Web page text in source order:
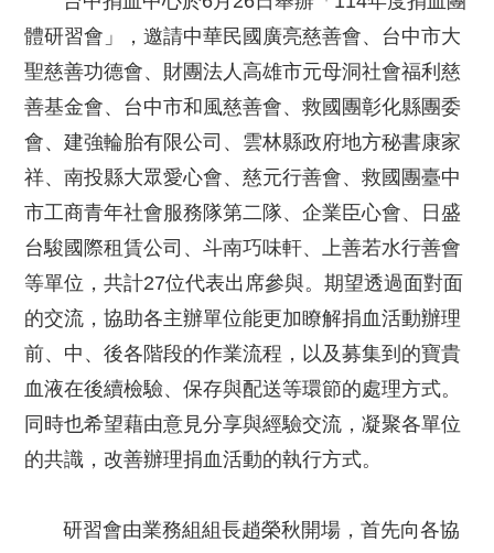
體研習會」，邀請中華民國廣亮慈善會、台中市大
聖慈善功德會、財團法人高雄市元母洞社會福利慈
善基金會、台中市和風慈善會、救國團彰化縣團委
會、建強輪胎有限公司、雲林縣政府地方秘書康家
祥、南投縣大眾愛心會、慈元行善會、救國團臺中
市工商青年社會服務隊第二隊、企業臣心會、日盛
台駿國際租賃公司、斗南巧味軒、上善若水行善會
等單位，共計27位代表出席參與。期望透過面對面
的交流，協助各主辦單位能更加瞭解捐血活動辦理
前、中、後各階段的作業流程，以及募集到的寶貴
血液在後續檢驗、保存與配送等環節的處理方式。
同時也希望藉由意見分享與經驗交流，凝聚各單位
的共識，改善辦理捐血活動的執行方式。
研習會由業務組組長趙榮秋開場，首先向各協